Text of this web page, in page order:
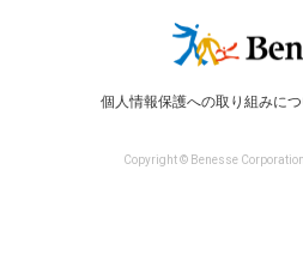
個人情報保護への取り組みに
Copyright © Benesse